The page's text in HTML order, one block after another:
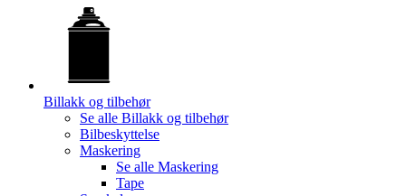
Billakk og tilbehør
Se alle Billakk og tilbehør
Bilbeskyttelse
Maskering
Se alle Maskering
Tape